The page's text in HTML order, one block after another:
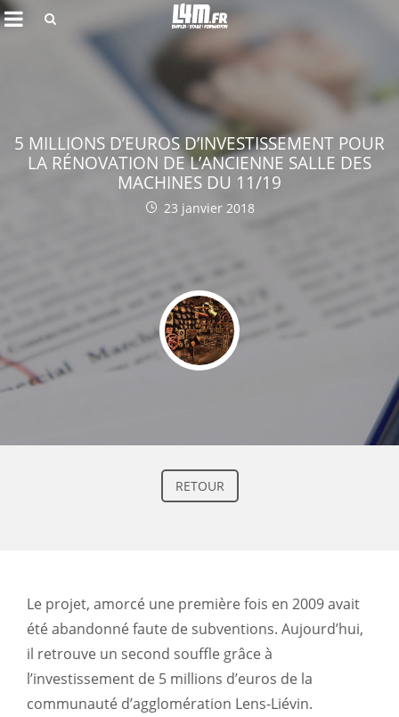
RETOUR
5 MILLIONS D’EUROS D’INVESTISSEMENT POUR
LA RÉNOVATION DE L’ANCIENNE SALLE DES
MACHINES DU 11/19
23 janvier 2018
Le projet, amorcé une première fois en 2009 avait
été abandonné faute de subventions. Aujourd’hui,
il retrouve un second souffle grâce à
l’investissement de 5 millions d’euros de la
communauté d’agglomération Lens-Liévin.